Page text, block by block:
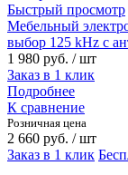
Быстрый просмотр
Мебельный
выбор 125 kHz с
1 980 руб. / шт
Заказ в 1 клик
Подробнее
К сравнение
Розничная цена
2 660 руб. / шт
Заказ в 1 клик